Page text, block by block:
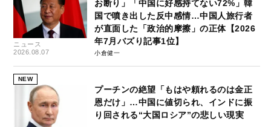
ニュース
2026.08.07
お断り」「中国に好感持てない72%」韓
国で噴き出した反中感情…中国人旅行者
が直面した「政治的摩擦」の正体【2026
年7月バズり記事1位】
小倉健一
NEW
プーチンの絶望「もはや頼れるのは金正
恩だけ」…中国に値切られ、インドに振
り回される“大国ロシア”の悲しい現実